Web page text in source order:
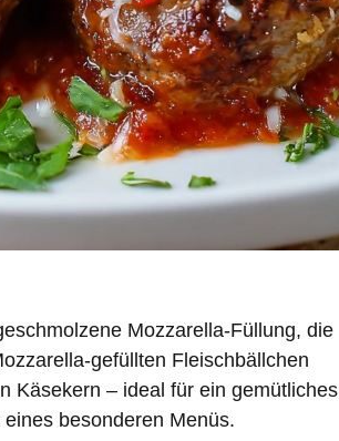
Mozzarella-Füllung, die
gefüllten Fleischbällchen
Käsekern – ideal für ein gemütliches
besonderen Menüs.